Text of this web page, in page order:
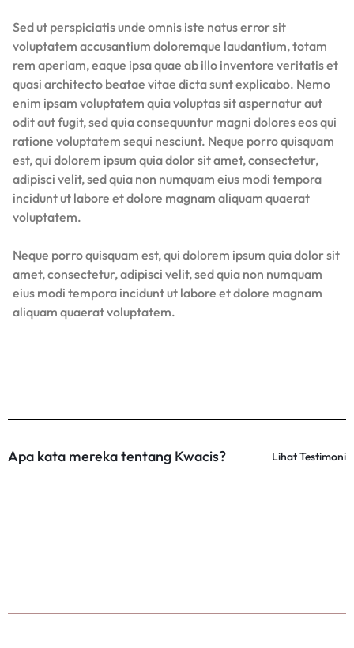
Sed ut perspiciatis unde omnis iste natus error sit
voluptatem accusantium doloremque laudantium, totam
rem aperiam, eaque ipsa quae ab illo inventore veritatis et
quasi architecto beatae vitae dicta sunt explicabo. Nemo
enim ipsam voluptatem quia voluptas sit aspernatur aut
odit aut fugit, sed quia consequuntur magni dolores eos qui
ratione voluptatem sequi nesciunt. Neque porro quisquam
est, qui dolorem ipsum quia dolor sit amet, consectetur,
adipisci velit, sed quia non numquam eius modi tempora
incidunt ut labore et dolore magnam aliquam quaerat
voluptatem.
Neque porro quisquam est, qui dolorem ipsum quia dolor sit
amet, consectetur, adipisci velit, sed quia non numquam
eius modi tempora incidunt ut labore et dolore magnam
aliquam quaerat voluptatem.
Apa kata mereka tentang Kwacis? Lihat Testimoni